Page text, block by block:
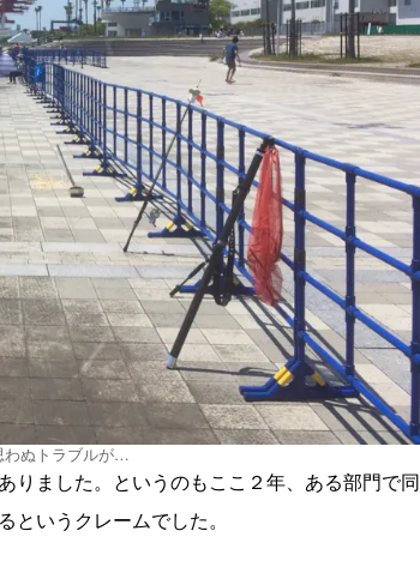
わぬトラブルが…
りました。というのもここ２年、ある部門で同
いうクレームでした。